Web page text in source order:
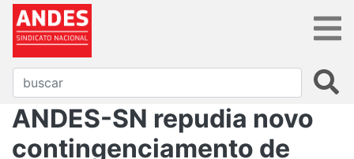
ANDES-SN repudia novo
contingenciamento de